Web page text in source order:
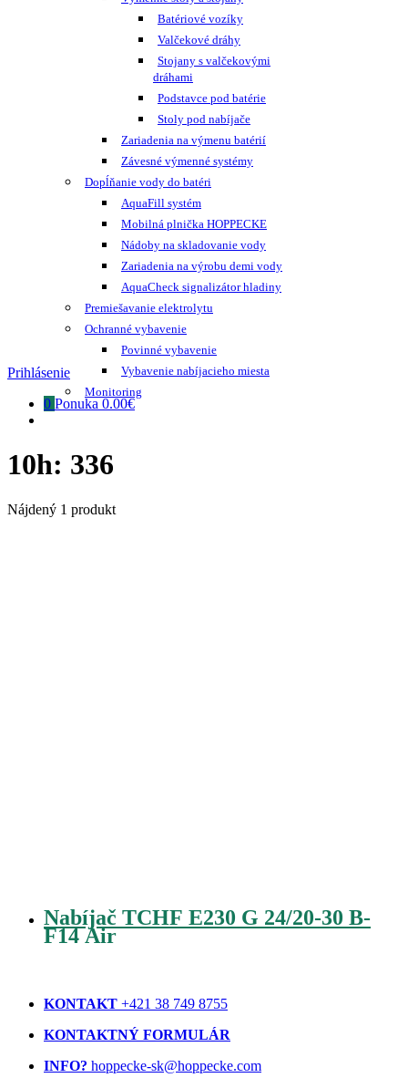
Batériové vozíky
Valčekové dráhy
Stojany s valčekovými
dráhami
Podstavce pod batérie
Stoly pod nabíjače
Zariadenia na výmenu batérií
Závesné výmenné systémy
Dopĺňanie vody do batéri
AquaFill systém
Mobilná plnička HOPPECKE
Nádoby na skladovanie vody
Zariadenia na výrobu demi vody
AquaCheck signalizátor hladiny
Premiešavanie elektrolytu
Ochranné vybavenie
Povinné vybavenie
Vybavenie nabíjacieho miesta
Monitoring
Prihlásenie
0 Ponuka 0.00€
10h: 336
Nájdený 1 produkt
Nabíjač TCHF E230 G 24/20-30 B-
F14 Air
KONTAKT +421 38 749 8755
KONTAKTNÝ FORMULÁR
INFO? hoppecke-sk@hoppecke.com